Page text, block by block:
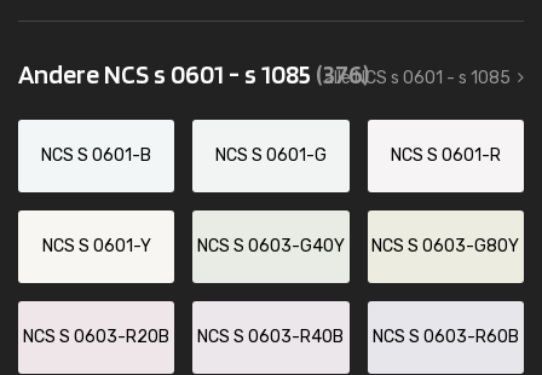
Andere NCS s 0601 - s 1085 (376)
alle NCS s 0601 - s 1085
NCS S 0601-B NCS S 0601-G NCS S 0601-R
NCS S 0601-Y NCS S 0603-G40Y NCS S 0603-G80Y
NCS S 0603-R20B NCS S 0603-R40B NCS S 0603-R60B